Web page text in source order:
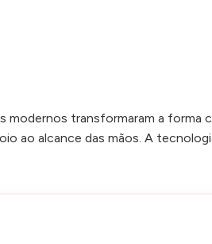
modernos transformaram a forma
ao alcance das mãos. A